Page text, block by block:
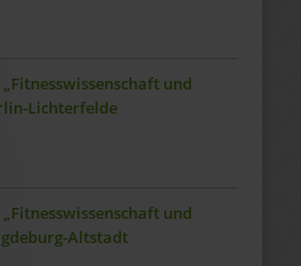
und
Lichterfelde
und
Altstadt